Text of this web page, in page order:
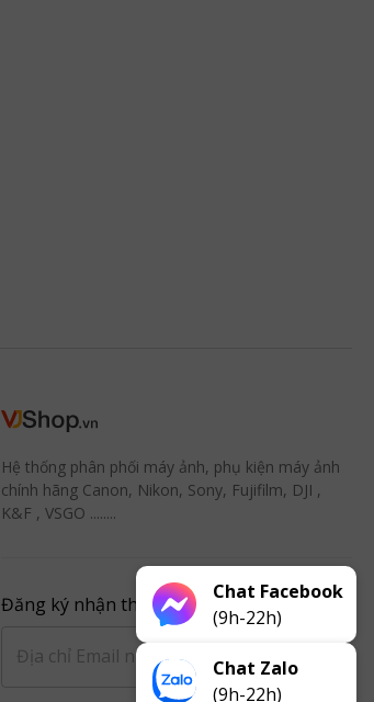
Hệ thống phân phối máy ảnh, phụ kiện máy ảnh
chính hãng Canon, Nikon, Sony, Fujifilm, DJI ,
K&F , VSGO ........
Đăng ký nhận thông báo từ VJ
Chat Facebook
(9h-22h)
Chat Zalo
(9h-22h)